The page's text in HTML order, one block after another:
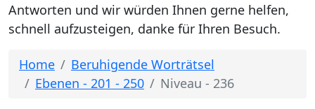
Antworten und wir würden Ihnen gerne helfen,
schnell aufzusteigen, danke für Ihren Besuch.
Home
Beruhigende Worträtsel
Ebenen - 201 - 250
Niveau - 236